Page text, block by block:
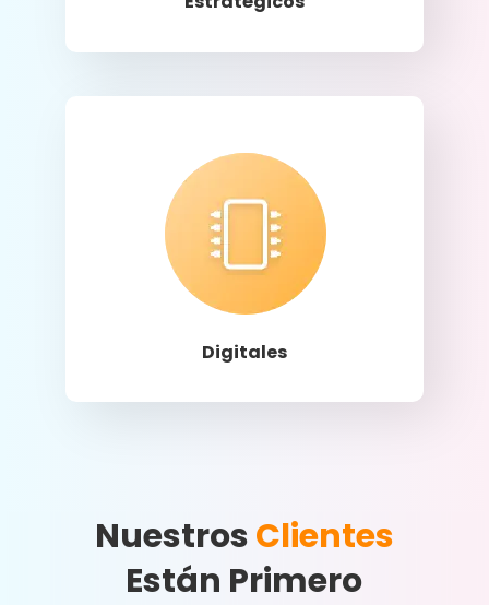
Digitales
Llamar
NuestrosClientes
Están Primero